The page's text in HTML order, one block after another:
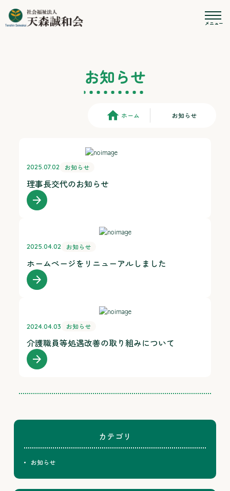
お知らせ
ホーム お知らせ
カテゴリ
お知らせ
2025.07.02 お知らせ
理事長交代のお知らせ
arrow_forward
2025.04.02 お知らせ
ホームページをリニューアルしました
arrow_forward
2024.04.03 お知らせ
介護職員等処遇改善の取り組みについて
arrow_forward